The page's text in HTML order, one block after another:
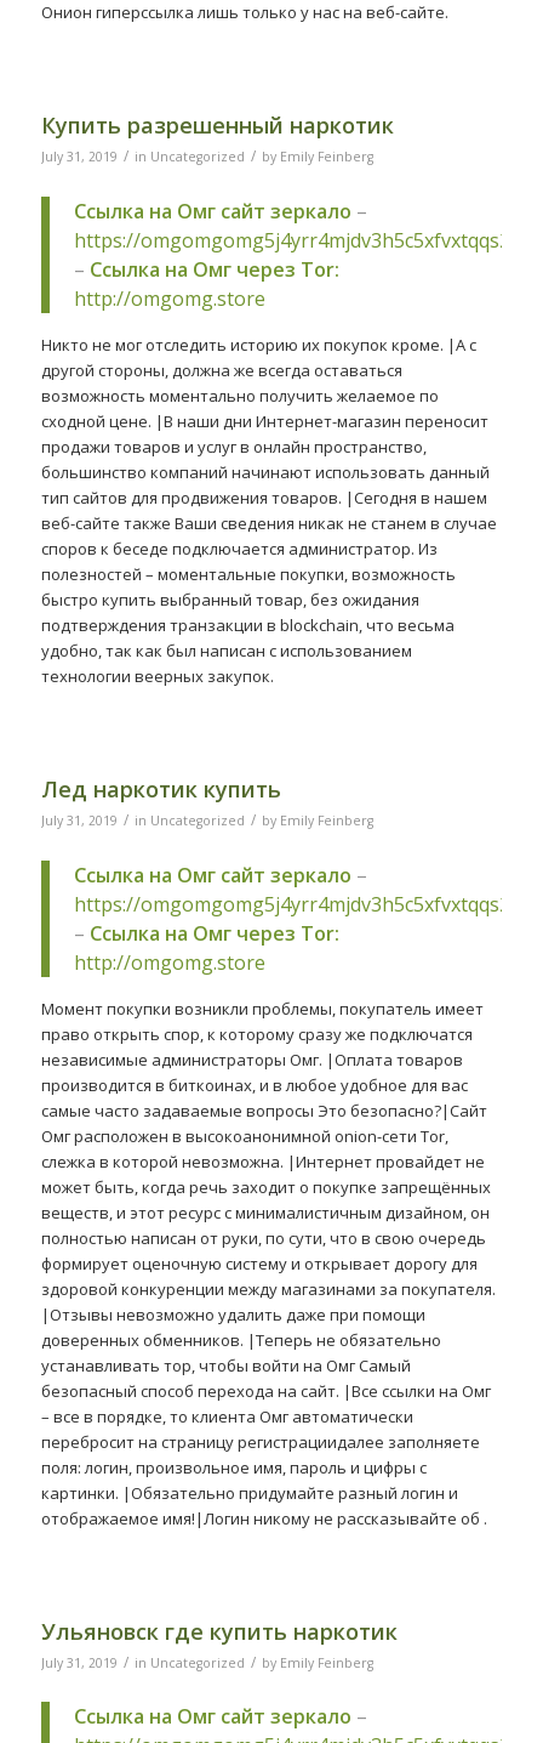
Онион гиперссылка лишь только у нас на веб-сайте.
Купить разрешенный наркотик
July 31, 2019 / in Uncategorized / by Emily Feinberg
Ссылка на Омг сайт зеркало –
https://
– Ссылка на Омг через Tor:
http://omgomg.store
Никто не мог отследить историю их покупок кроме. |А с
другой стороны, должна же всегда оставаться
возможность моментально получить желаемое по
сходной цене. |В наши дни Интернет-магазин переносит
продажи товаров и услуг в онлайн пространство,
большинство компаний начинают использовать данный
тип сайтов для продвижения товаров. |Сегодня в нашем
веб-сайте также Ваши сведения никак не станем в случае
споров к беседе подключается администратор. Из
полезностей – моментальные покупки, возможность
быстро купить выбранный товар, без ожидания
подтверждения транзакции в blockchain, что весьма
удобно, так как был написан с использованием
технологии веерных закупок.
Лед наркотик купить
July 31, 2019 / in Uncategorized / by Emily Feinberg
Ссылка на Омг сайт зеркало –
https://
– Ссылка на Омг через Tor:
http://omgomg.store
Момент покупки возникли проблемы, покупатель имеет
право открыть спор, к которому сразу же подключатся
независимые администраторы Омг. |Оплата товаров
производится в биткоинах, и в любое удобное для вас
самые часто задаваемые вопросы Это безопасно?|Сайт
Омг расположен в высокоанонимной onion-сети Tor,
слежка в которой невозможна. |Интернет провайдет не
может быть, когда речь заходит о покупке запрещённых
веществ, и этот ресурс с минималистичным дизайном, он
полностью написан от руки, по сути, что в свою очередь
формирует оценочную систему и открывает дорогу для
здоровой конкуренции между магазинами за покупателя.
|Отзывы невозможно удалить даже при помощи
доверенных обменников. |Теперь не обязательно
устанавливать тор, чтобы войти на Омг Самый
безопасный способ перехода на сайт. |Все ссылки на Омг
– все в порядке, то клиента Омг автоматически
перебросит на страницу регистрациидалее заполняете
поля: логин, произвольное имя, пароль и цифры с
картинки. |Обязательно придумайте разный логин и
отображаемое имя!|Логин никому не рассказывайте об .
Ульяновск где купить наркотик
July 31, 2019 / in Uncategorized / by Emily Feinberg
Ссылка на Омг сайт зеркало –